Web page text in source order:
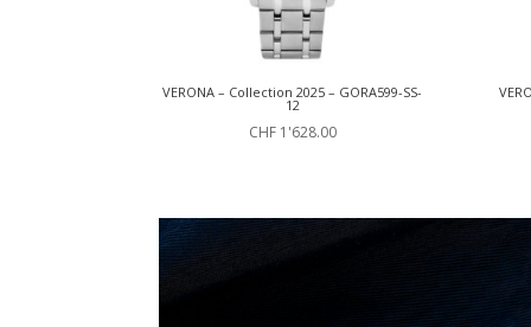
VERONA – Collection 2025 – GORA599-SS-
12
CHF1'628.00